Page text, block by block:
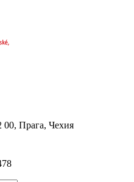
00, Прага, Чехия